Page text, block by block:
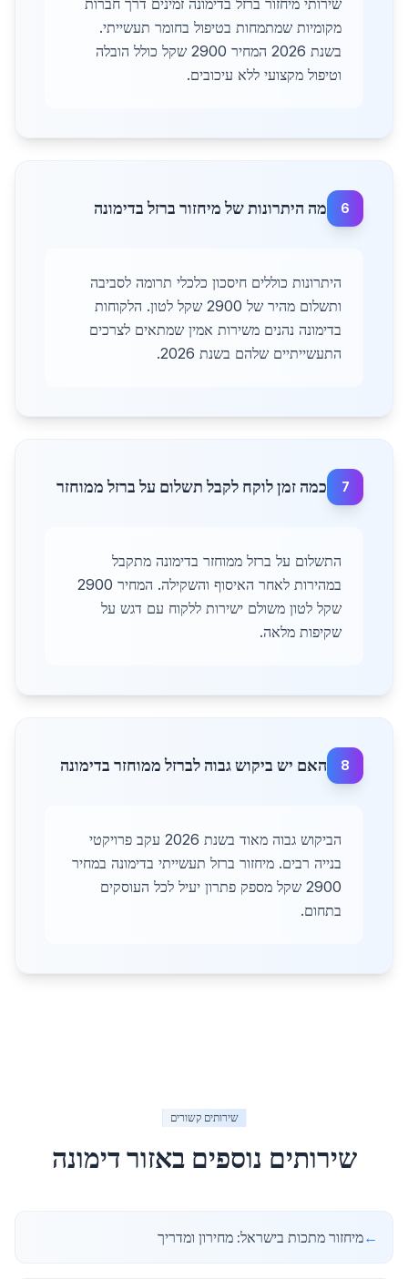
שירותי מיחזור ברזל בדימונה זמינים דרך חברות
מקומיות שמתמחות בטיפול בחומר תעשייתי.
בשנת 2026 המחיר 2900 שקל כולל הובלה
וטיפול מקצועי ללא עיכובים.
6 מה היתרונות של מיחזור ברזל בדימונה
היתרונות כוללים חיסכון כלכלי תרומה לסביבה
ותשלום מהיר של 2900 שקל לטון. הלקוחות
בדימונה נהנים משירות אמין שמתאים לצרכים
התעשייתיים שלהם בשנת 2026.
7 כמה זמן לוקח לקבל תשלום על ברזל ממוחזר
התשלום על ברזל ממוחזר בדימונה מתקבל
במהירות לאחר האיסוף והשקילה. המחיר 2900
שקל לטון משולם ישירות ללקוח עם דגש על
שקיפות מלאה.
8 האם יש ביקוש גבוה לברזל ממוחזר בדימונה
הביקוש גבוה מאוד בשנת 2026 עקב פרויקטי
בנייה רבים. מיחזור ברזל תעשייתי בדימונה במחיר
2900 שקל מספק פתרון יעיל לכל העוסקים
בתחום.
שירותים קשורים
שירותים נוספים באזור דימונה
←מיחזור מתכות בישראל: מחירון ומדריך